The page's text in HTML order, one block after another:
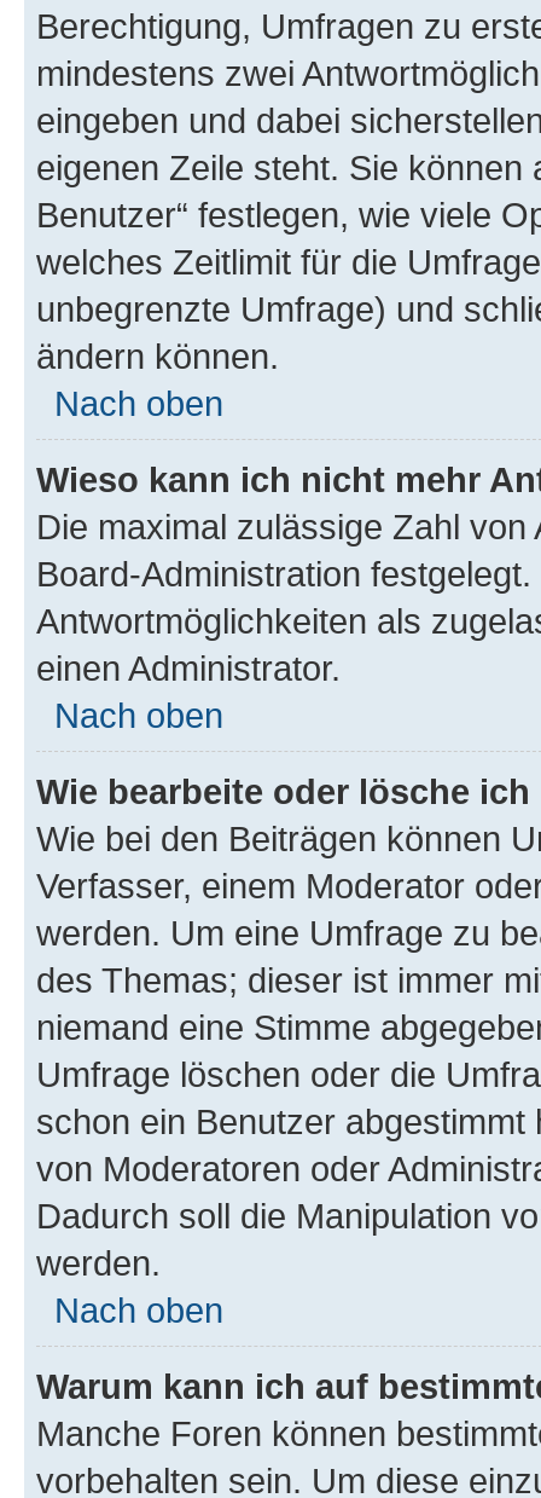
Berechtigung, Umfragen zu
mindestens zwei
eingeben und dabei
eigenen Zeile steht. Sie können
Benutzer“ festlegen, wie viele
welches Zeitlimit für die
unbegrenzte Umfrage) und
ändern können.
Nach oben
Wieso kann ich nicht mehr
Die maximal zulässige Zahl
Board-Administration
Antwortmöglichkeiten als
einen Administrator.
Nach oben
Wie bearbeite oder lösche
Wie bei den Beiträgen können
Verfasser, einem Moderator
werden. Um eine Umfrage zu
des Themas; dieser ist immer
niemand eine Stimme
Umfrage löschen oder die
schon ein Benutzer
von Moderatoren oder
Dadurch soll die Manipulation
werden.
Nach oben
Warum kann ich auf
Manche Foren können
vorbehalten sein. Um diese